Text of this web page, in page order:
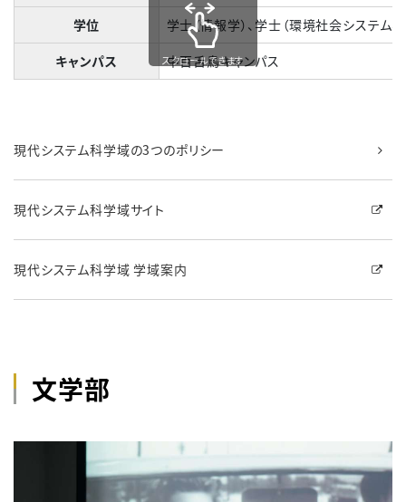
学位
学士（情報学）、学士（環境社会システム学
キャンパス
中百舌鳥キャンパス
スクロールできます
現代システム科学域の3つのポリシー
現代システム科学域サイト
現代システム科学域 学域案内
文学部